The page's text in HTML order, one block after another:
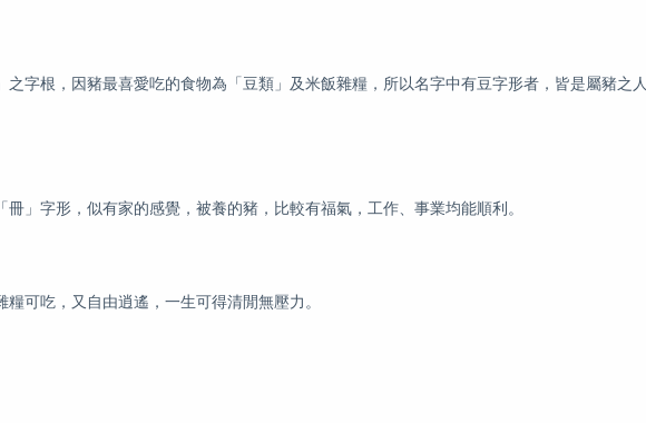
字根，因豬最喜愛吃的食物為「豆類」及米飯雜糧，所以名字中有豆字形者，皆是屬豬之人
」字形，似有家的感覺，被養的豬，比較有福氣，工作、事業均能順利。
可吃，又自由逍遙，一生可得清閒無壓力。